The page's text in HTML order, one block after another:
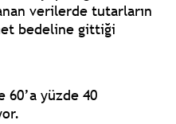
verilerde tutarların
bedeline gittiği
60’a yüzde 40